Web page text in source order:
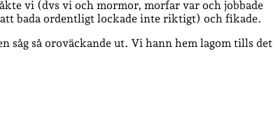
vi (dvs vi och mormor, morfar var och jobbade
bada ordentligt lockade inte riktigt) och fikade.
såg så oroväckande ut. Vi hann hem lagom tills det